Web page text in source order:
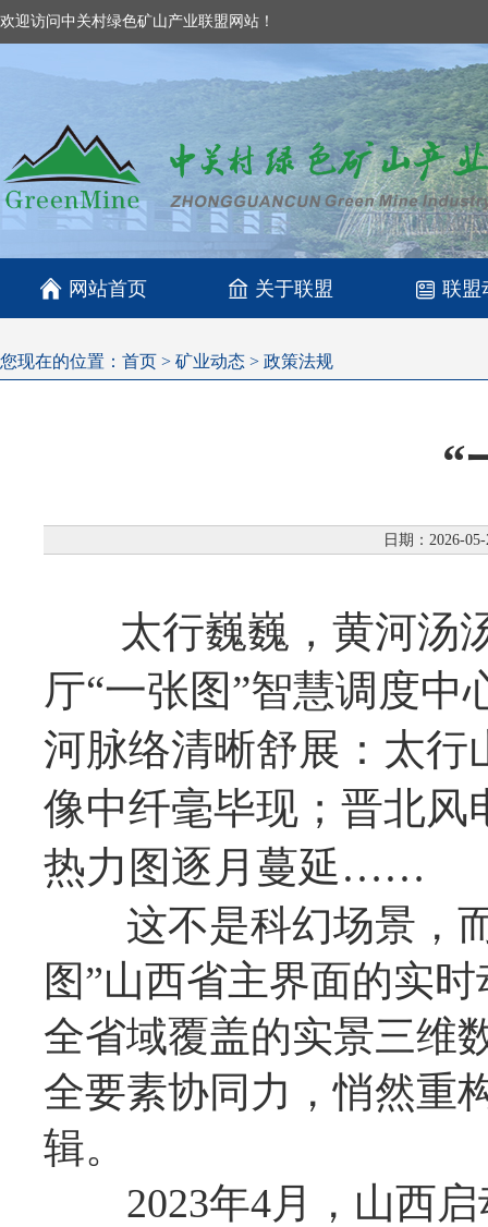
欢迎访问中关村绿色矿山产业联盟网站！
 网站首页 关于联盟 联盟
您现在的位置： 首页 > 矿业动态 > 政策法规
“
日期：2026-
太行巍巍，黄河汤汤
厅“一张图”智慧调度
河脉络清晰舒展：太行
像中纤毫毕现；晋北风
热力图逐月蔓延……
这不是科幻场景，而
图”山西省主界面的实
全省域覆盖的实景三维
全要素协同力，悄然重
辑。
2023年4月，山西启